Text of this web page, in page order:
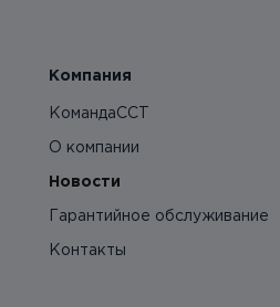
Компания
КомандаССТ
О компании
Новости
Гарантийное обслуживание
Контакты